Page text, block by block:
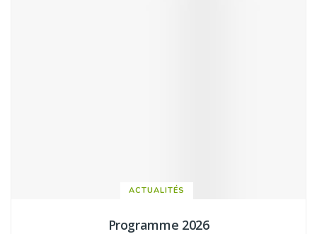
ACTUALITÉS
Programme 2026